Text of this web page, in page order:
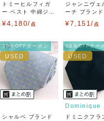
品を求められる方は御購入
ましたら、レビュー記載前
い致します。対応できること
します。
また並行輸入品もございま
トミーヒルフィガ
ー ベスト 中綿ジャ
¥4,180/ 点
ジャンニヴェ
ーチ ブランド
¥7,151/ 点
50％OFFクーポン
シャルベ ブランド
50％OFFクー
ドミニクフラ